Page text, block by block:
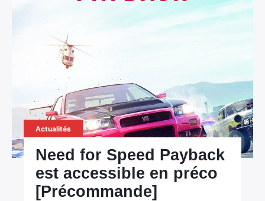
Actualités
Need for Speed Payback
est accessible en préco
[Précommande]